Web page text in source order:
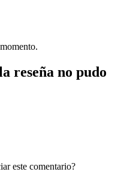
reseña no pudo
este comentario?